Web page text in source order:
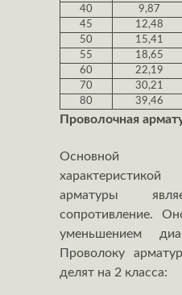
40
9,87
45
12,48
50
15,41
55
18,65
60
22,19
70
30,21
80
39,46
Проволочная
Основной
арматуры
сопротивление.
уменьшением
Проволоку
делят на 2 класса: